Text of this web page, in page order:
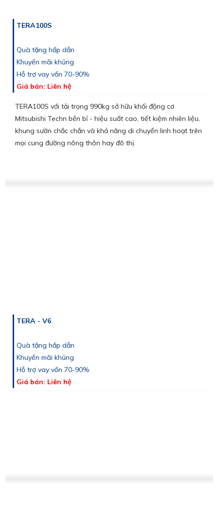
TERA100S
Quà tặng hấp dẫn
Khuyến mãi khủng
Hỗ trợ vay vốn 70-90%
Giá bán: Liên hệ
TERA100S với tải trọng 990kg sở hữu khối động cơ
Mitsubishi Techn bền bỉ - hiệu suất cao, tiết kiệm nhiên liệu,
khung sườn chắc chắn và khả năng di chuyển linh hoạt trên
mọi cung đường nông thôn hay đô thị.
TERA - V6
Quà tặng hấp dẫn
Khuyến mãi khủng
Hỗ trợ vay vốn 70-90%
Giá bán: Liên hệ